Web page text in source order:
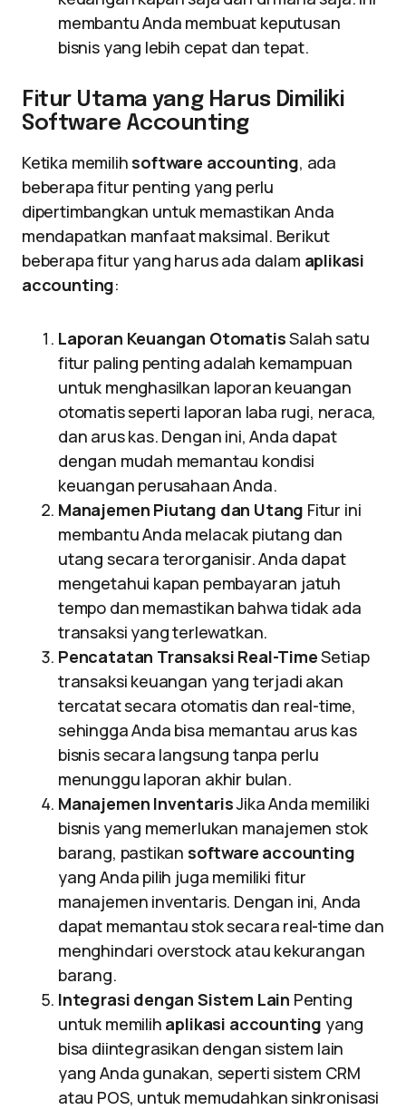
membantu Anda membuat keputusan
bisnis yang lebih cepat dan tepat.
Fitur Utama yang Harus Dimiliki
Software Accounting
Ketika memilih software accounting, ada
beberapa fitur penting yang perlu
dipertimbangkan untuk memastikan Anda
mendapatkan manfaat maksimal. Berikut
beberapa fitur yang harus ada dalam aplikasi
accounting:
Laporan Keuangan OtomatisSalah satu
fitur paling penting adalah kemampuan
untuk menghasilkan laporan keuangan
otomatis seperti laporan laba rugi, neraca,
dan arus kas. Dengan ini, Anda dapat
dengan mudah memantau kondisi
keuangan perusahaan Anda.
Manajemen Piutang dan Utang Fitur ini
membantu Anda melacak piutang dan
utang secara terorganisir. Anda dapat
mengetahui kapan pembayaran jatuh
tempo dan memastikan bahwa tidak ada
transaksi yang terlewatkan.
Pencatatan Transaksi Real-TimeSetiap
transaksi keuangan yang terjadi akan
tercatat secara otomatis dan real-time,
sehingga Anda bisa memantau arus kas
bisnis secara langsung tanpa perlu
menunggu laporan akhir bulan.
Manajemen InventarisJika Anda memiliki
bisnis yang memerlukan manajemen stok
barang, pastikan software accounting
yang Anda pilih juga memiliki fitur
manajemen inventaris. Dengan ini, Anda
dapat memantau stok secara real-time dan
menghindari overstock atau kekurangan
barang.
Integrasi dengan Sistem Lain Penting
untuk memilih aplikasi accounting yang
bisa diintegrasikan dengan sistem lain
yang Anda gunakan, seperti sistem CRM
atau POS, untuk memudahkan sinkronisasi